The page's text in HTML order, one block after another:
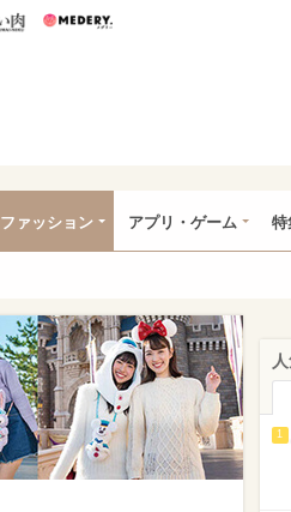
ン うまい肉
ファッション アプリ・ゲーム 特
1